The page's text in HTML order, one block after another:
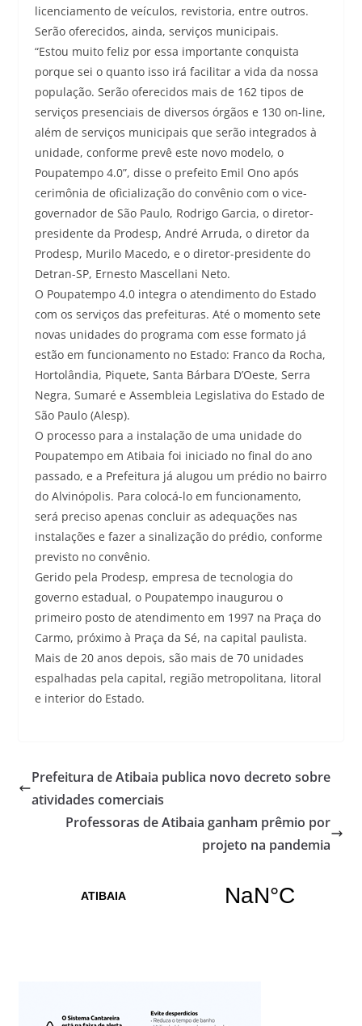
licenciamento de veículos, revistoria, entre outros.
Serão oferecidos, ainda, serviços municipais.
“Estou muito feliz por essa importante conquista
porque sei o quanto isso irá facilitar a vida da nossa
população. Serão oferecidos mais de 162 tipos de
serviços presenciais de diversos órgãos e 130 on-line,
além de serviços municipais que serão integrados à
unidade, conforme prevê este novo modelo, o
Poupatempo 4.0”, disse o prefeito Emil Ono após
cerimônia de oficialização do convênio com o vice-
governador de São Paulo, Rodrigo Garcia, o diretor-
presidente da Prodesp, André Arruda, o diretor da
Prodesp, Murilo Macedo, e o diretor-presidente do
Detran-SP, Ernesto Mascellani Neto.
O Poupatempo 4.0 integra o atendimento do Estado
com os serviços das prefeituras. Até o momento sete
novas unidades do programa com esse formato já
estão em funcionamento no Estado: Franco da Rocha,
Hortolândia, Piquete, Santa Bárbara D’Oeste, Serra
Negra, Sumaré e Assembleia Legislativa do Estado de
São Paulo (Alesp).
O processo para a instalação de uma unidade do
Poupatempo em Atibaia foi iniciado no final do ano
passado, e a Prefeitura já alugou um prédio no bairro
do Alvinópolis. Para colocá-lo em funcionamento,
será preciso apenas concluir as adequações nas
instalações e fazer a sinalização do prédio, conforme
previsto no convênio.
Gerido pela Prodesp, empresa de tecnologia do
governo estadual, o Poupatempo inaugurou o
primeiro posto de atendimento em 1997 na Praça do
Carmo, próximo à Praça da Sé, na capital paulista.
Mais de 20 anos depois, são mais de 70 unidades
espalhadas pela capital, região metropolitana, litoral
e interior do Estado.
Prefeitura de Atibaia publica novo decreto sobre
atividades comerciais
Professoras de Atibaia ganham prêmio por
projeto na pandemia